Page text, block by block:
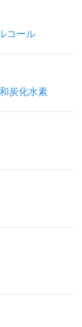
コール
炭化水素